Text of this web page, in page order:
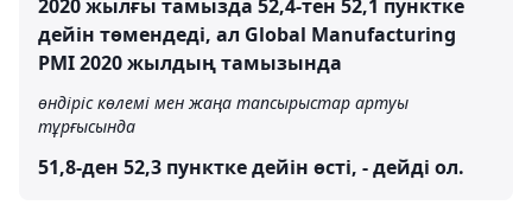
2020 жылғы тамызда 52,4-тен 52,1 пунктке
дейін төмендеді, ал Global Manufacturing
PMI 2020 жылдың тамызында
өндіріс көлемі мен жаңа тапсырыстар артуы
тұрғысында
51,8-ден 52,3 пунктке дейін өсті, - дейді ол.